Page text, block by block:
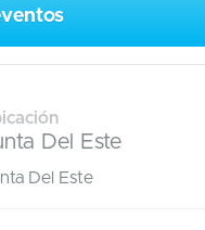
Del Este
Del Este